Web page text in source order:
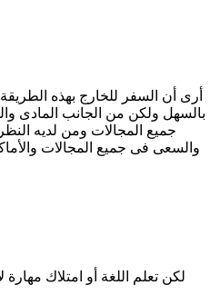
أرى أن السفر للخارج بهذه
بالسهل ولكن من الجانب المادى
جميع المجالات ومن لديه
والسعى فى جميع المجالات
لكن تعلم اللغة أو امتلاك